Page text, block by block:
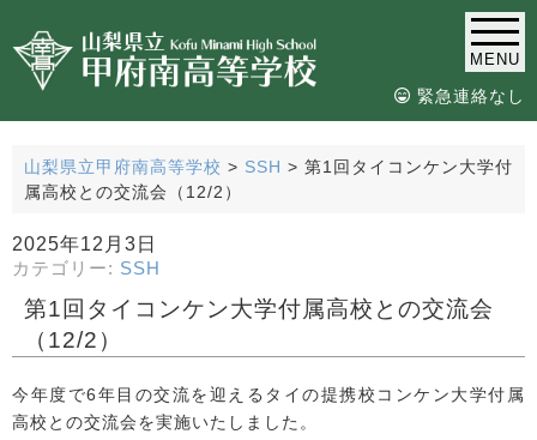
MENU
緊急連絡なし
山梨県立甲府南高等学校 > SSH > 第1回タイコンケン大学付
属高校との交流会（12/2）
2025年12月3日
カテゴリー: SSH
第1回タイコンケン大学付属高校との交流会
（12/2）
今年度で6年目の交流を迎えるタイの提携校コンケン大学付属
高校との交流会を実施いたしました。